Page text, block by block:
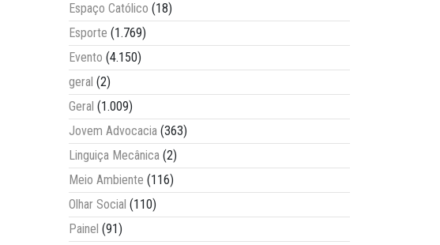
Espaço Católico (18)
Esporte (1.769)
Evento (4.150)
geral (2)
Geral (1.009)
Jovem Advocacia (363)
Linguiça Mecânica (2)
Meio Ambiente (116)
Olhar Social (110)
Painel (91)